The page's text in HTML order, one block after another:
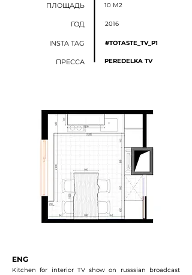
ПЛОЩАДЬ 10 M2
ГОД 2016
INSTA TAG
ПРЕССА
#TOTASTE_TV_P1
PEREDELKA TV
ENG
Kitchen for interior TV show on russsian broadcast